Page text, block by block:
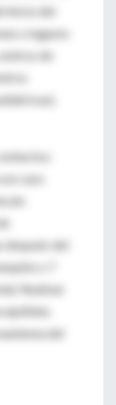
inicio del
o lugares
de
caso
del
o 7
Realizar
del